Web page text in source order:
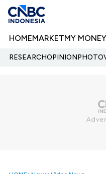
HOMEMARKETMY MONEY
RESEARCHOPINIONPHOTO